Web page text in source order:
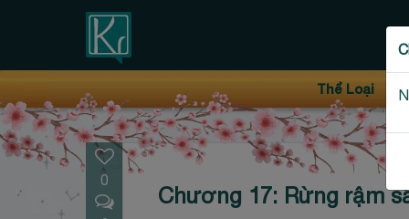
qua
Thanh điều hướng trên
Thể Loại
0
Chương 17: Rừng rậm